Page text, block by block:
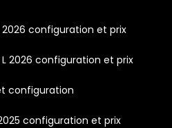
configuration et prix
2026 configuration et prix
configuration
configuration et prix